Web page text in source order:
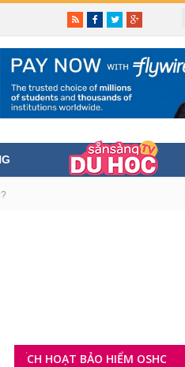
RSSFacebook
TwitterGoogle+
BẢO HIỂM OSHC